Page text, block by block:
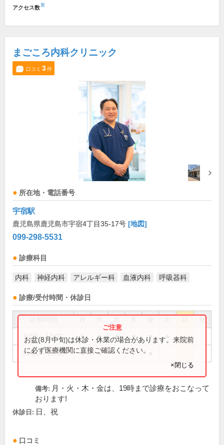
アクセス数※
まごころ内科クリニック
口コミ 3件
所在地・電話番号
宇宿駅
鹿児島県鹿児島市宇宿4丁目35-17号 [地図]
099-298-5531
診療科目
内科 神経内科 アレルギー科 血液内科 呼吸器科
診療/受付時間・休診日
祝
9:00～12:00 ● ● ● ● ●
14:00～19:00 ● ● ●
お盆(8月中旬)は休診・休業の場合があります。来院前
に必ず医療機関に直接ご確認ください。
×閉じる
備考: 月・火・木・金は、19時まで診療をおこなって
おります!
休診日: 日、祝
口コミ